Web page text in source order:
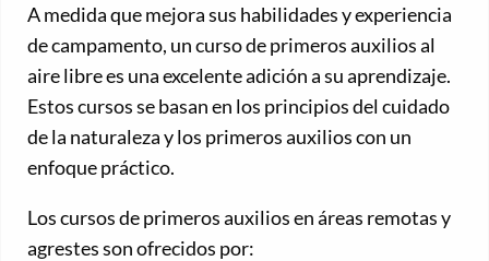
A medida que mejora sus habilidades y experiencia
de campamento, un curso de primeros auxilios al
aire libre es una excelente adición a su aprendizaje.
Estos cursos se basan en los principios del cuidado
de la naturaleza y los primeros auxilios con un
enfoque práctico.
Los cursos de primeros auxilios en áreas remotas y
agrestes son ofrecidos por: